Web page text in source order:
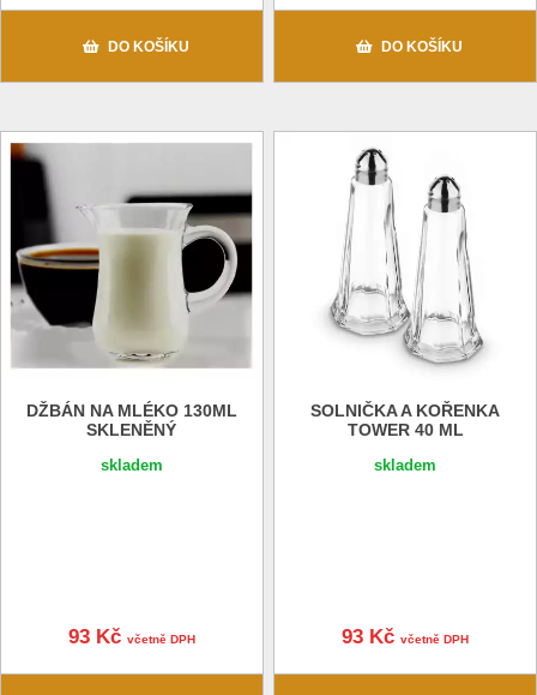
DO KOŠÍKU DO KOŠÍKU
DŽBÁN NA MLÉKO 130ML
SKLENĚNÝ
skladem
93 Kč včetně DPH
SOLNIČKA A KOŘENKA
TOWER 40 ML
skladem
93 Kčvčetně DPH